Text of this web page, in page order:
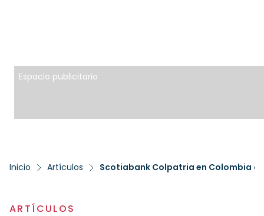
Espacio publicitario
Inicio Artículos
ARTÍCULOS